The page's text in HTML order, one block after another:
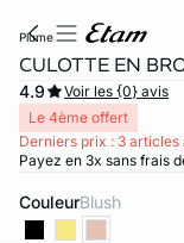
plume
CULOTTE EN
4.9
Voir les {0} avis
Le 4ème offert
Derniers prix : 3
Payez en 3x sans frais
Couleur blush